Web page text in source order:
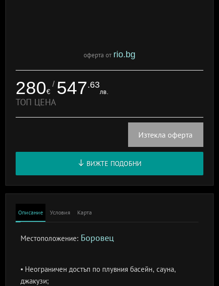
оферта от rio.bg
280€
/ 547.63
лв.
ТОП ЦЕНА
Изтекла оферта
ВИЖТЕ ПОДОБНИ
Описание Условия Карта
Местоположение: Боровец
• Неограничен достъп по плувния басейн, сауна,
джакузи;